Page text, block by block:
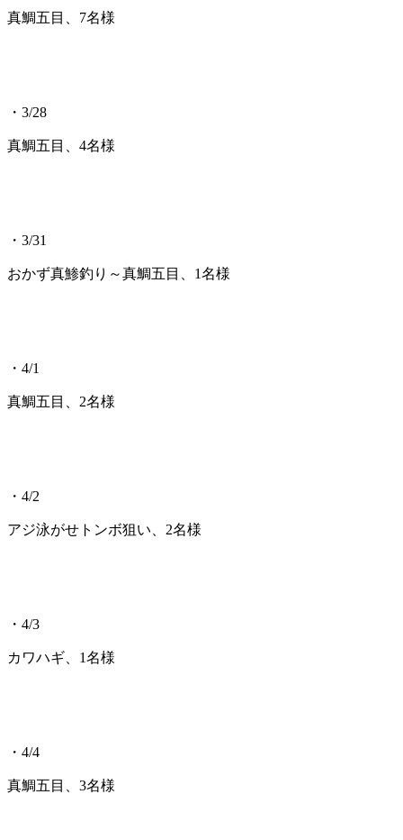
真鯛五目、7名様
・3/28
真鯛五目、4名様
・3/31
おかず真鯵釣り～真鯛五目、1名様
・4/1
真鯛五目、2名様
・4/2
アジ泳がせトンボ狙い、2名様
・4/3
カワハギ、1名様
・4/4
真鯛五目、3名様